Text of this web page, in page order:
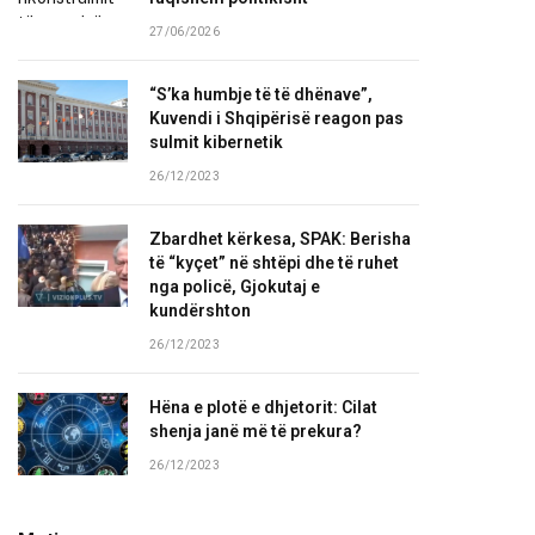
27/06/2026
“S’ka humbje të të dhënave”,
Kuvendi i Shqipërisë reagon pas
sulmit kibernetik
26/12/2023
Zbardhet kërkesa, SPAK: Berisha
të “kyçet” në shtëpi dhe të ruhet
nga policë, Gjokutaj e
kundërshton
26/12/2023
Hëna e plotë e dhjetorit: Cilat
shenja janë më të prekura?
26/12/2023